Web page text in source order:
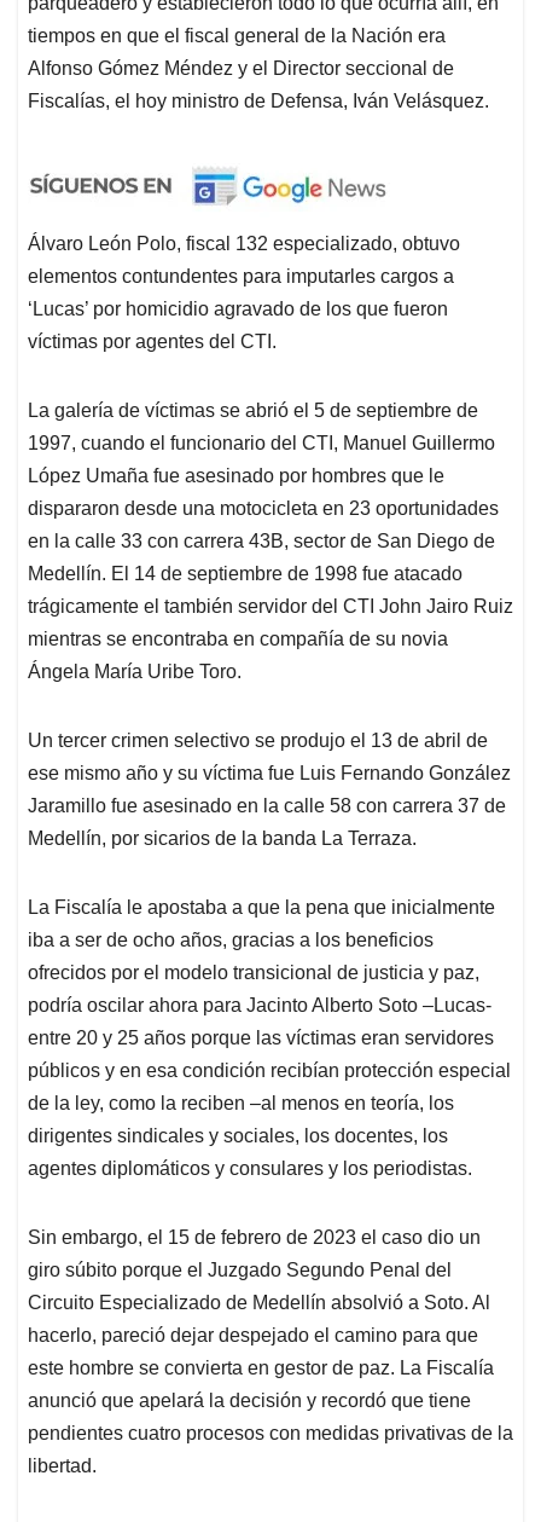
tiempos en que el fiscal general de la Nación era
Alfonso Gómez Méndez y el Director seccional de
Fiscalías, el hoy ministro de Defensa, Iván Velásquez.
Álvaro León Polo, fiscal 132 especializado, obtuvo
elementos contundentes para imputarles cargos a
‘Lucas’ por homicidio agravado de los que fueron
víctimas por agentes del CTI.
La galería de víctimas se abrió el 5 de septiembre de
1997, cuando el funcionario del CTI, Manuel Guillermo
López Umaña fue asesinado por hombres que le
dispararon desde una motocicleta en 23 oportunidades
en la calle 33 con carrera 43B, sector de San Diego de
Medellín. El 14 de septiembre de 1998 fue atacado
trágicamente el también servidor del CTI John Jairo Ruiz
mientras se encontraba en compañía de su novia
Ángela María Uribe Toro.
Un tercer crimen selectivo se produjo el 13 de abril de
ese mismo año y su víctima fue Luis Fernando González
Jaramillo fue asesinado en la calle 58 con carrera 37 de
Medellín, por sicarios de la banda La Terraza.
La Fiscalía le apostaba a que la pena que inicialmente
iba a ser de ocho años, gracias a los beneficios
ofrecidos por el modelo transicional de justicia y paz,
podría oscilar ahora para Jacinto Alberto Soto –Lucas-
entre 20 y 25 años porque las víctimas eran servidores
públicos y en esa condición recibían protección especial
de la ley, como la reciben –al menos en teoría, los
dirigentes sindicales y sociales, los docentes, los
agentes diplomáticos y consulares y los periodistas.
Sin embargo, el 15 de febrero de 2023 el caso dio un
giro súbito porque el Juzgado Segundo Penal del
Circuito Especializado de Medellín absolvió a Soto. Al
hacerlo, pareció dejar despejado el camino para que
este hombre se convierta en gestor de paz. La Fiscalía
anunció que apelará la decisión y recordó que tiene
pendientes cuatro procesos con medidas privativas de la
libertad.